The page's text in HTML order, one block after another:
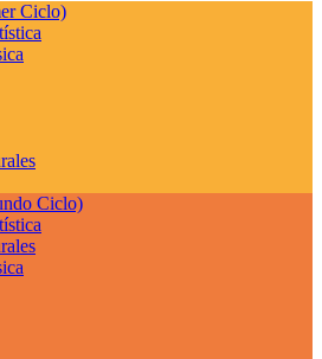
Ciclo)
Ciclo)